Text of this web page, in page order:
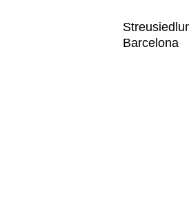
Barcelona